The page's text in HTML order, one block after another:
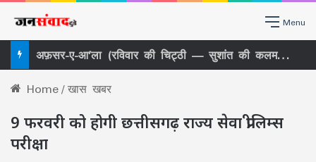
Menu
अफ़सर-ए-आ’ला (रविवार की चिट्ठी — सुशांत की कलम से)
Home/खास खबर
9 फरवरी को होगी छत्तीसगढ़ राज्य सेवा प्रीलिम्स
परीक्षा